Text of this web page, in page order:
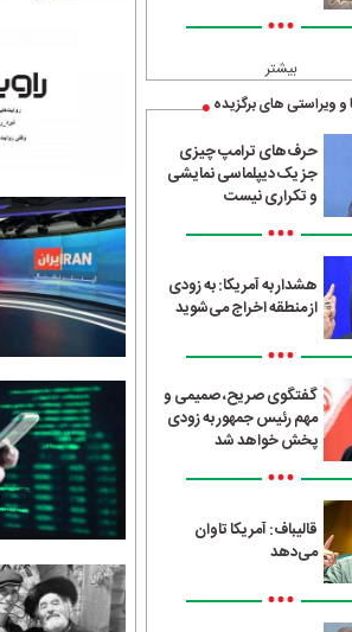
•••
بیشتر
و ویراستی های برگزیده
حرف‌های ترامپ چیزی
جز یک دیپلماسی نمایشی
و تکراری نیست
•••
هشدار به آمریکا: به زودی
از منطقه اخراج می‌شوید
•••
گفتگوی صریح، صمیمی و
مهم رئیس جمهور به زودی
پخش خواهد شد
•••
قالیباف: آمریکا تاوان
می‌دهد
•••